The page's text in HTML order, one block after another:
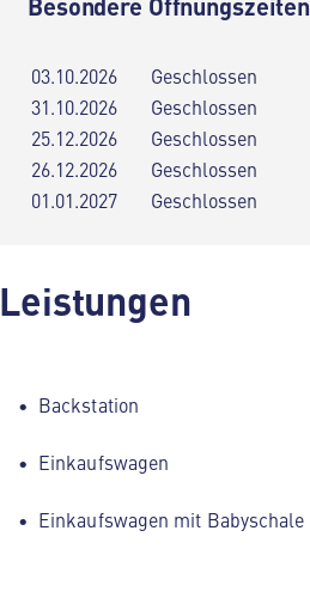
03.10.2026
Geschlossen
31.10.2026
Geschlossen
25.12.2026
Geschlossen
26.12.2026
Geschlossen
01.01.2027
Geschlossen
Leistungen
Backstation
Einkaufswagen
Einkaufswagen mit Babyschale